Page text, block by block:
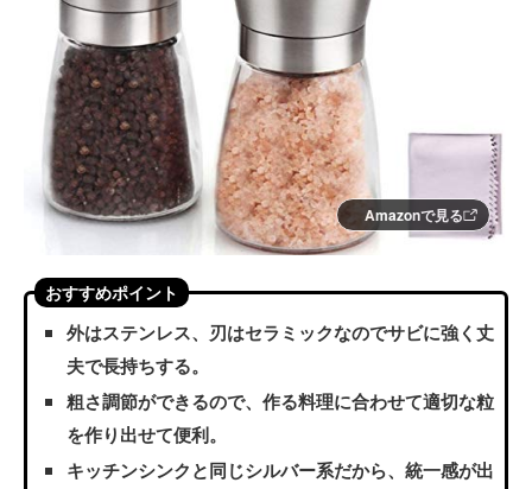
Amazonで見る
おすすめポイント
外はステンレス、刃はセラミックなのでサビに強く丈
夫で長持ちする。
粗さ調節ができるので、作る料理に合わせて適切な粒
を作り出せて便利。
キッチンシンクと同じシルバー系だから、統一感が出